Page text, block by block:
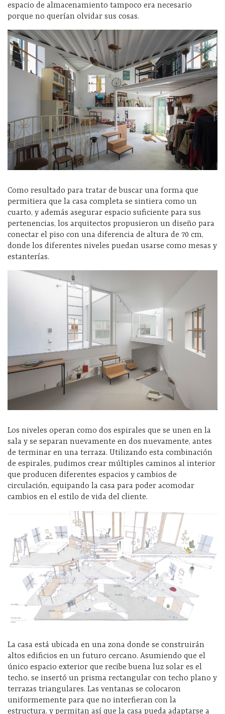
espacio de almacenamiento tampoco era necesario
porque no querían olvidar sus cosas.
Como resultado para tratar de buscar una forma que
permitiera que la casa completa se sintiera como un
cuarto, y además asegurar espacio suficiente para sus
pertenencias, los arquitectos propusieron un diseño para
conectar el piso con una diferencia de altura de 70 cm,
donde los diferentes niveles puedan usarse como mesas y
estanterías.
Los niveles operan como dos espirales que se unen en la
sala y se separan nuevamente en dos nuevamente, antes
de terminar en una terraza. Utilizando esta combinación
de espirales, pudimos crear múltiples caminos al interior
que producen diferentes espacios y cambios de
circulación, equipando la casa para poder acomodar
cambios en el estilo de vida del cliente.
La casa está ubicada en una zona donde se construirán
altos edificios en un futuro cercano. Asumiendo que el
único espacio exterior que recibe buena luz solar es el
techo, se insertó un prisma rectangular con techo plano y
terrazas triangulares. Las ventanas se colocaron
uniformemente para que no interfieran con la
estructura, y permitan así que la casa pueda adaptarse a